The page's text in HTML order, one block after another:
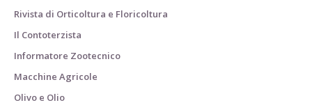
Rivista di Orticoltura e Floricoltura
Il Contoterzista
Informatore Zootecnico
Macchine Agricole
Olivo e Olio